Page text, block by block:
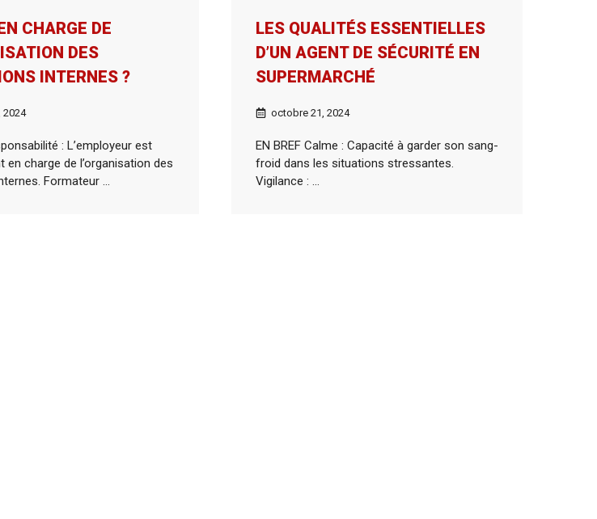
CHARGE DE
DES
INTERNES ?
2024
: L’employeur est
en charge de l’organisation des
Formateur ...
LES QUALITÉS ESSENTIELLES
D’UN AGENT DE SÉCURITÉ EN
SUPERMARCHÉ
octobre 21, 2024
EN BREF Calme : Capacité à garder son sang-
froid dans les situations stressantes.
Vigilance : ...